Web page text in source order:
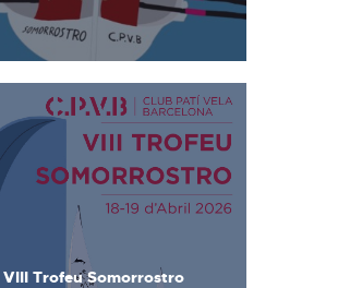
VIII Trofeu Somorrostro